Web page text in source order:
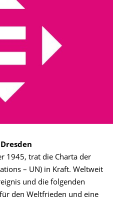
1945, trat die Charta der
– UN) in Kraft. Weltweit
und die folgenden
für den Weltfrieden und eine